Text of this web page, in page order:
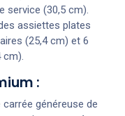
service (30,5 cm).
assiettes plates
(25,4 cm) et 6
cm).
:
carrée généreuse de